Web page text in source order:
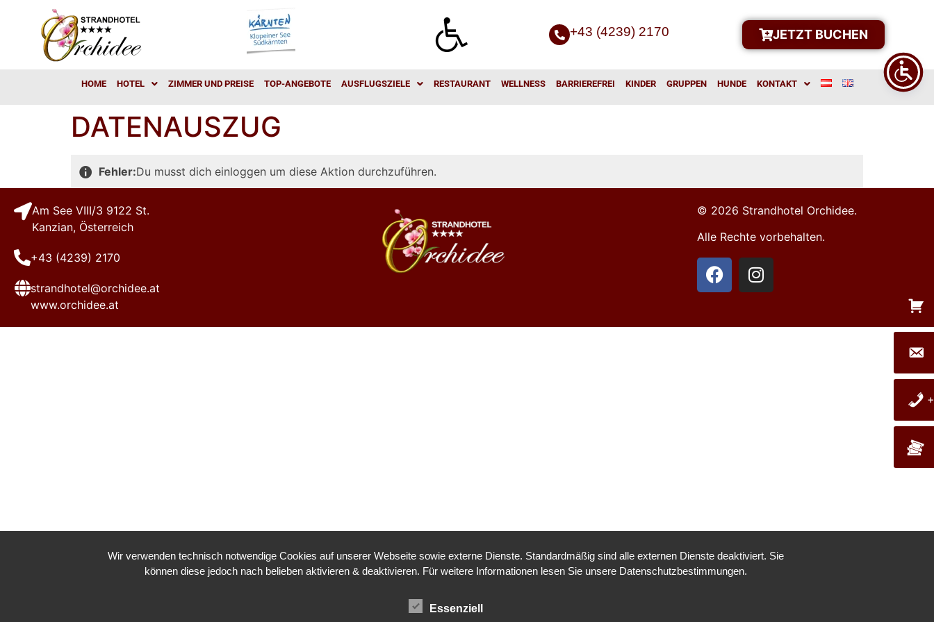
+43 (4239) 2170 JETZT BUCHEN
HOME HOTEL ZIMMER UND PREISE TOP-ANGEBOTE AUSFLUGSZIELE RESTAURANT WELLNESS BARRIEREFREI KINDER GRUPPEN HUNDE KONTAKT
DATENAUSZUG
Fehler:Du musst dich einloggen um diese Aktion durchzuführen.
Am See VIII/3 9122 St.
Kanzian, Österreich
+43 (4239) 2170
strandhotel@orchidee.at
www.orchidee.at
© 2026 Strandhotel Orchidee.
Alle Rechte vorbehalten.
Wir verwenden technisch notwendige Cookies auf unserer Webseite sowie externe Dienste. Standardmäßig sind alle externen Dienste deaktiviert. Sie
können diese jedoch nach belieben aktivieren & deaktivieren. Für weitere Informationen lesen Sie unsere Datenschutzbestimmungen.
Essenziell